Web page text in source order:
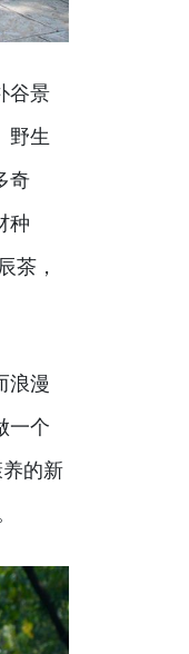
谷景
野生
奇
种
茶，
浪漫
一个
的新